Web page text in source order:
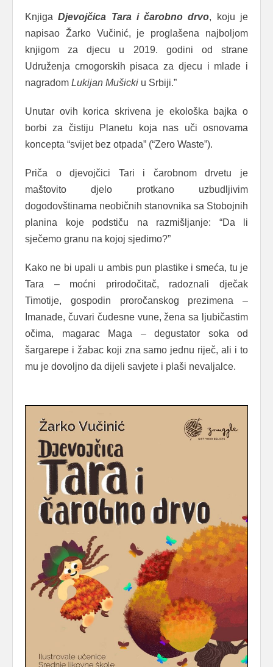
KnjigaDjevojčica Tara i čarobno drvo, koju je
napisao Žarko Vučinić, je proglašena najboljom
knjigom za djecu u 2019. godini od strane
Udruženja crnogorskih pisaca za djecu i mlade i
nagradom Lukijan Mušicki u Srbiji.”
Unutar ovih korica skrivena je ekološka bajka o
borbi za čistiju Planetu koja nas uči osnovama
koncepta “svijet bez otpada” (“Zero Waste”).
Priča o djevojčici Tari i čarobnom drvetu je
maštovito djelo protkano uzbudljivim
dogodovštinama neobičnih stanovnika sa Stobojnih
planina koje podstiču na razmišljanje: “Da li
sječemo granu na kojoj sjedimo?”
Kako ne bi upali u ambis pun plastike i smeća, tu je
Tara – moćni prirodočitač, radoznali dječak
Timotije, gospodin proročanskog prezimena –
Imanade, čuvari čudesne vune, žena sa ljubičastim
očima, magarac Maga – degustator soka od
šargarepe i žabac koji zna samo jednu riječ, ali i to
mu je dovoljno da dijeli savjete i plaši nevaljalce.